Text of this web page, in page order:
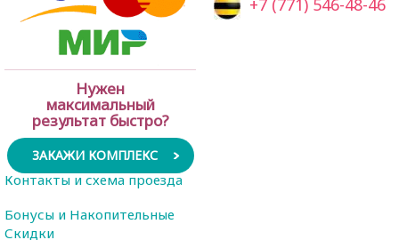
Нужен
максимальный
результат быстро?
ЗАКАЖИ КОМПЛЕКС
+7 (771) 546-48-46
Контакты и схема проезда
Бонусы и Накопительные
Скидки